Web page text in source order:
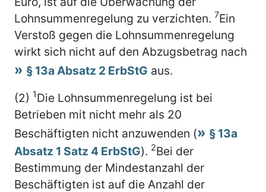
Lohnsummenregelung zu verzichten. 7Ein
Verstoß gegen die Lohnsummenregelung
wirkt sich nicht auf den Abzugsbetrag nach
§ 13a Absatz 2 ErbStG aus.
(2) 1Die Lohnsummenregelung ist bei
Betrieben mit nicht mehr als 20
Beschäftigten nicht anzuwenden (
§ 13a
Absatz 1 Satz 4 ErbStG). 2Bei der
Bestimmung der Mindestanzahl der
Beschäftigten ist auf die Anzahl der